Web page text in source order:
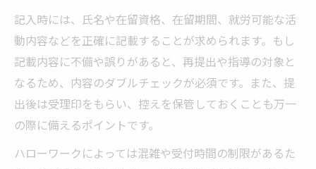
記入時には、氏名や在留資格、在留期間、就労可能な活
動内容などを正確に記載することが求められます。もし
記載内容に不備や誤りがあると、再提出や指導の対象と
なるため、内容のダブルチェックが必須です。また、提
出後は受理印をもらい、控えを保管しておくことも万一
の際に備えるポイントです。
ハローワークによっては混雑や受付時間の制限があるた